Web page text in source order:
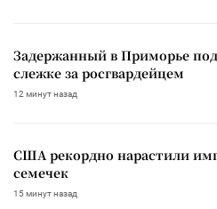
Задержанный в Приморье
слежке за росгвардейцем
12 минут назад
США рекордно нарастили
семечек
15 минут назад